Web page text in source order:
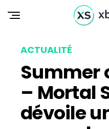
ACTUALITÉ
Summer
– Mortal
dévoile